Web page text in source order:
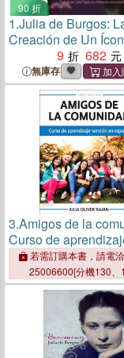
90 折
1.Julia de Burgos:
Creación de Un
Puertorriqueño
9 682
無庫存
3.Amigos de la
Curso de
servicio en español
若需訂購本書，請電
25006600[分機130、